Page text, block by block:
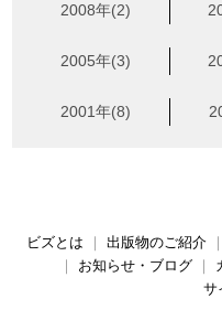
2008年(2)
2005年(3)
2001年(8)
ビズとは 出版物のご紹介｜
お知らせ・ブログ｜
サ